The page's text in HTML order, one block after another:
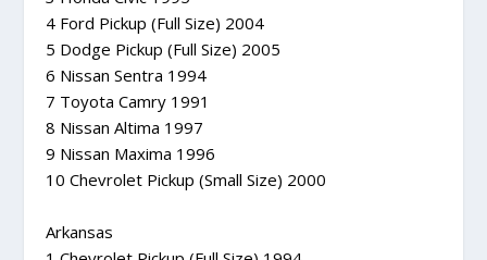
4 Ford Pickup (Full Size) 2004
5 Dodge Pickup (Full Size) 2005
6 Nissan Sentra 1994
7 Toyota Camry 1991
8 Nissan Altima 1997
9 Nissan Maxima 1996
10 Chevrolet Pickup (Small Size) 2000
Arkansas